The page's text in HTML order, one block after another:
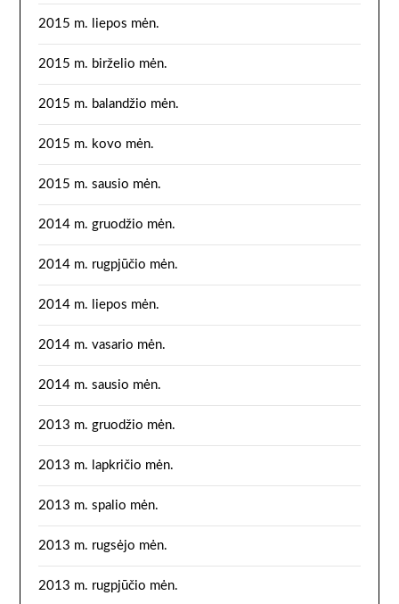
2015 m. liepos mėn.
2015 m. birželio mėn.
2015 m. balandžio mėn.
2015 m. kovo mėn.
2015 m. sausio mėn.
2014 m. gruodžio mėn.
2014 m. rugpjūčio mėn.
2014 m. liepos mėn.
2014 m. vasario mėn.
2014 m. sausio mėn.
2013 m. gruodžio mėn.
2013 m. lapkričio mėn.
2013 m. spalio mėn.
2013 m. rugsėjo mėn.
2013 m. rugpjūčio mėn.